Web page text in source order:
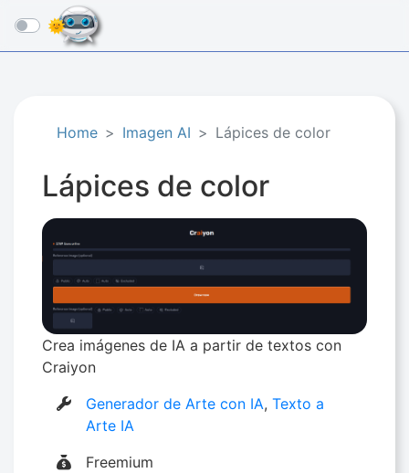
☰
Home Imagen AI Lápices de color
Lápices de color
Crea imágenes de IA a partir de textos con
Craiyon
Generador de Arte con IA,Texto a
Arte IA
Freemium